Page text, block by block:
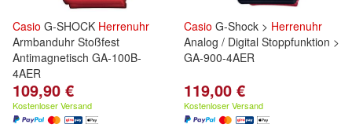
Casio G-SHOCK Herrenuhr
Armbanduhr Stoßfest
Antimagnetisch GA-100B-
4AER
109,90 €
Kostenloser Versand
Casio G-Shock > Herrenuhr
Analog / Digital Stoppfunktion >
GA-900-4AER
119,00 €
Kostenloser Versand